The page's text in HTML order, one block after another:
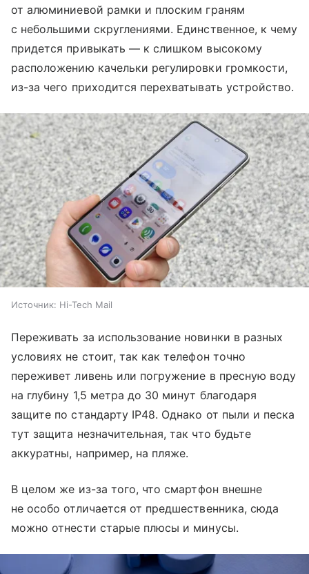
от алюминиевой рамки и плоским граням
с небольшими скруглениями. Единственное, к чему
придется привыкать — к слишком высокому
расположению качельки регулировки громкости,
из-за чего приходится перехватывать устройство.
Источник: Hi-Tech Mail
Переживать за использование новинки в разных
условиях не стоит, так как телефон точно
переживет ливень или погружение в пресную воду
на глубину 1,5 метра до 30 минут благодаря
защите по стандарту IP48. Однако от пыли и песка
тут защита незначительная, так что будьте
аккуратны, например, на пляже.
В целом же из-за того, что смартфон внешне
не особо отличается от предшественника, сюда
можно отнести старые плюсы и минусы.